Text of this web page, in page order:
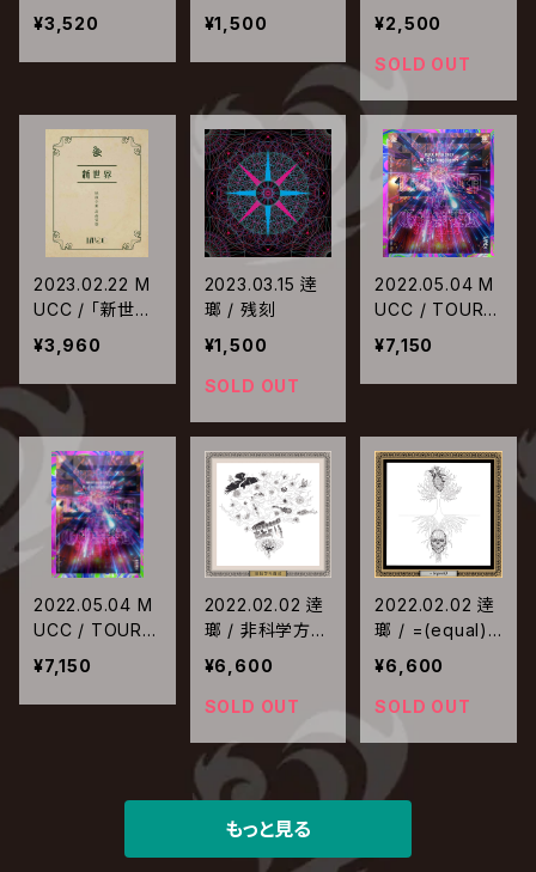
【通常盤】
¥3,520
ル【通常盤】
¥1,500
チ【通常盤】
¥2,500
SOLD OUT
2023.02.22 M
UCC / 「新世
界」映像全集 高
画質盤
¥3,960
2023.03.15 逹
瑯 / 残刻
¥1,500
SOLD OUT
2022.05.04 M
UCC / TOUR 2
02X 惡-The br
ightness WOR
LD is GONER
y】
¥7,150
2022.05.04 M
UCC / TOUR 2
02X 惡-The br
ightness WOR
LD is GONER
¥7,150
2022.02.02 逹
瑯 / 非科学方程
式【完全生産限
定盤】
¥6,600
SOLD OUT
2022.02.02 逹
瑯 / =(equal)
【完全生産限定
盤】
¥6,600
SOLD OUT
もっと見る